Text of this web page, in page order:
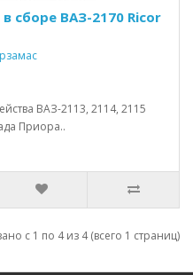
сборе ВАЗ-2170 Ricor
ВАЗ-2113, 2114, 2115
Приора..
с 1 по 4 из 4 (всего 1 страниц)